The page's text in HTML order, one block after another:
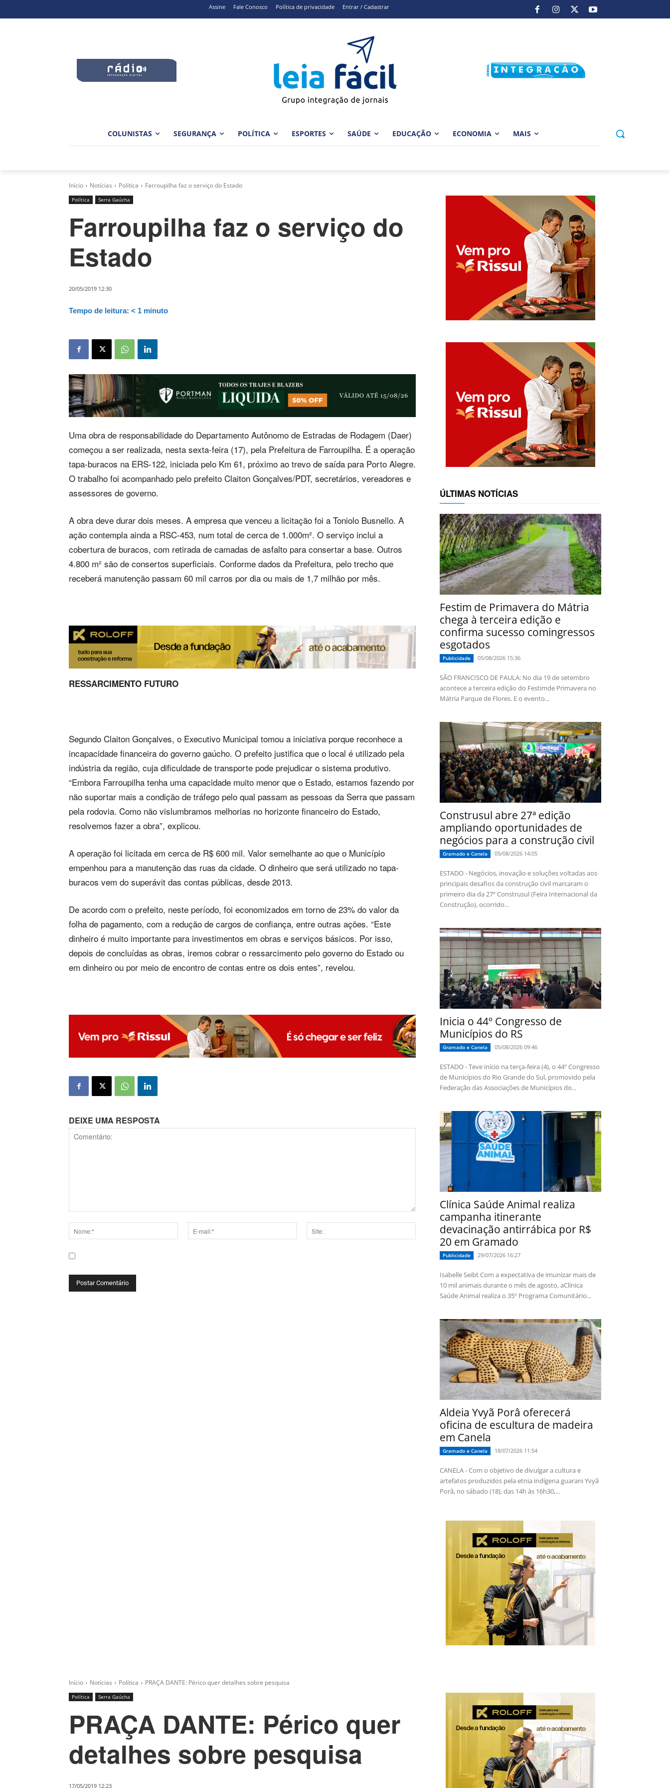
Assine Fale Conosco Política de privacidade Entrar / Cadastrar
COLUNISTAS SEGURANÇA POLÍTICA ESPORTES SAÚDE EDUCAÇÃO ECONOMIA MAIS
Início Notícias Política Farroupilha faz o serviço do Estado
Política Serra Gaúcha
Farroupilha faz o serviço do
Estado
20/05/2019 12:30
Tempo de leitura: < 1 minuto
Uma obra de responsabilidade do Departamento Autônomo de Estradas de Rodagem (Daer)
começou a ser realizada, nesta sexta-feira (17), pela Prefeitura de Farroupilha. É a operação
tapa-buracos na ERS-122, iniciada pelo Km 61, próximo ao trevo de saída para Porto Alegre.
O trabalho foi acompanhado pelo prefeito Claiton Gonçalves/PDT, secretários, vereadores e
assessores de governo.
A obra deve durar dois meses. A empresa que venceu a licitação foi a Toniolo Busnello. A
ação contempla ainda a RSC-453, num total de cerca de 1.000m². O serviço inclui a
cobertura de buracos, com retirada de camadas de asfalto para consertar a base. Outros
4.800 m² são de consertos superficiais. Conforme dados da Prefeitura, pelo trecho que
receberá manutenção passam 60 mil carros por dia ou mais de 1,7 milhão por mês.
RESSARCIMENTO FUTURO
Segundo Claiton Gonçalves, o Executivo Municipal tomou a iniciativa porque reconhece a
incapacidade financeira do governo gaúcho. O prefeito justifica que o local é utilizado pela
indústria da região, cuja dificuldade de transporte pode prejudicar o sistema produtivo.
“Embora Farroupilha tenha uma capacidade muito menor que o Estado, estamos fazendo por
não suportar mais a condição de tráfego pelo qual passam as pessoas da Serra que passam
pela rodovia. Como não vislumbramos melhorias no horizonte financeiro do Estado,
resolvemos fazer a obra”, explicou.
A operação foi licitada em cerca de R$ 600 mil. Valor semelhante ao que o Município
empenhou para a manutenção das ruas da cidade. O dinheiro que será utilizado no tapa-
buracos vem do superávit das contas públicas, desde 2013.
De acordo com o prefeito, neste período, foi economizados em torno de 23% do valor da
folha de pagamento, com a redução de cargos de confiança, entre outras ações. “Este
dinheiro é muito importante para investimentos em obras e serviços básicos. Por isso,
depois de concluídas as obras, iremos cobrar o ressarcimento pelo governo do Estado ou
em dinheiro ou por meio de encontro de contas entre os dois entes”, revelou.
DEIXE UMA RESPOSTA
ÚLTIMAS NOTÍCIAS
Festim de Primavera do Mátria
chega à terceira edição e
confirma sucesso comingressos
esgotados
Publicidade 05/08/2026 15:36
SÃO FRANCISCO DE PAULA: No dia 19 de setembro
acontece a terceira edição do Festimde Primavera no
Mátria Parque de Flores. E o evento...
Construsul abre 27ª edição
ampliando oportunidades de
negócios para a construção civil
Gramado e Canela 05/08/2026 14:05
ESTADO - Negócios, inovação e soluções voltadas aos
principais desafios da construção civil marcaram o
primeiro dia da 27ª Construsul (Feira Internacional da
Construção), ocorrido...
Inicia o 44º Congresso de
Municípios do RS
Gramado e Canela 05/08/2026 09:46
ESTADO - Teve início na terça-feira (4), o 44º Congresso
de Municípios do Rio Grande do Sul, promovido pela
Federação das Associações de Municípios do...
Clínica Saúde Animal realiza
campanha itinerante
devacinação antirrábica por R$
20 em Gramado
Publicidade 29/07/2026 16:27
Isabelle Seibt Com a expectativa de imunizar mais de
10 mil animais durante o mês de agosto, aClínica
Saúde Animal realiza o 35º Programa Comunitário...
Aldeia Yvyã Porâ oferecerá
oficina de escultura de madeira
em Canela
Gramado e Canela 18/07/2026 11:54
CANELA - Com o objetivo de divulgar a cultura e
artefatos produzidos pela etnia indígena guarani Yvyã
Porâ, no sábado (18), das 14h às 16h30,...